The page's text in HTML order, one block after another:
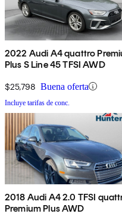
2022 Audi A4 quattro
Plus S Line 45 TFSI AWD
$25,798 Buena oferta
Incluye tarifas de conc.
2018 Audi A4 2.0 TFSI
Premium Plus AWD